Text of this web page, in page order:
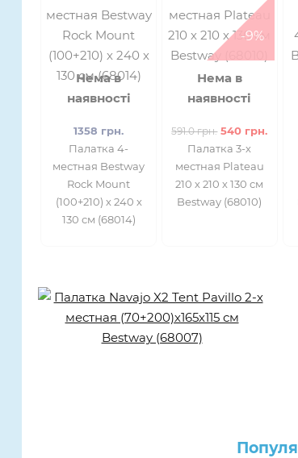
Нема в
наявності
1358 грн.
Палатка 4-
местная Bestway
Rock Mount
(100+210) х 240 х
130 см (68014)
-9%
Нема в
наявності
591.0 грн. 540 грн.
Палатка 3-х
местная Plateau
210 х 210 х 130 см
Bestway (68010)